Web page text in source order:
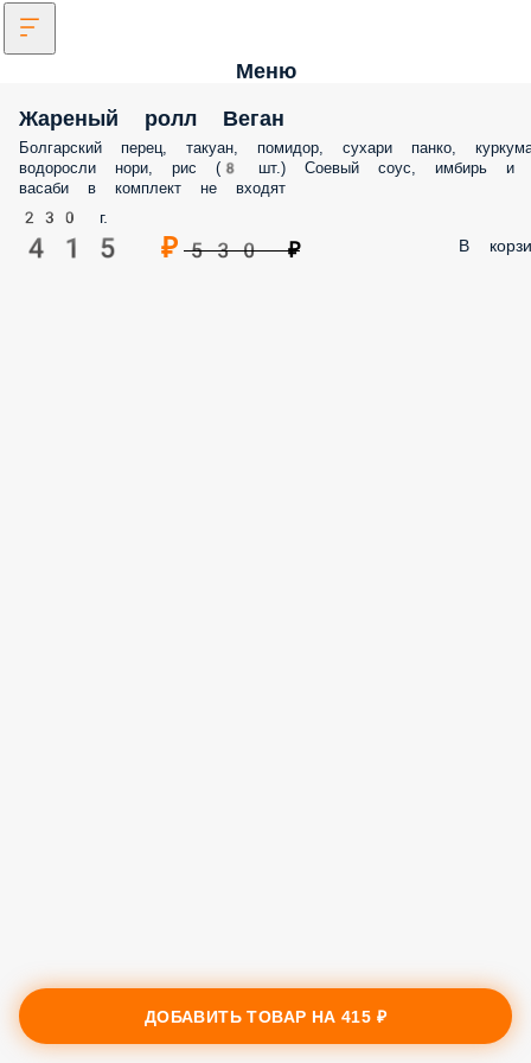
Меню
Жареный ролл Веган
Болгарский перец, такуан, помидор, сухари панко,
водоросли нори, рис (8 шт.) Соевый соус, имбирь и
васаби в комплект не входят
230 г.
415 ₽ 530 ₽ В
ДОБАВИТЬ ТОВАР НА415 ₽